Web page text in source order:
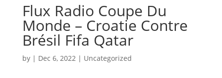
Flux Radio Coupe Du
Monde – Croatie Contre
Brésil Fifa Qatar
by | Dec 6, 2022| Uncategorized